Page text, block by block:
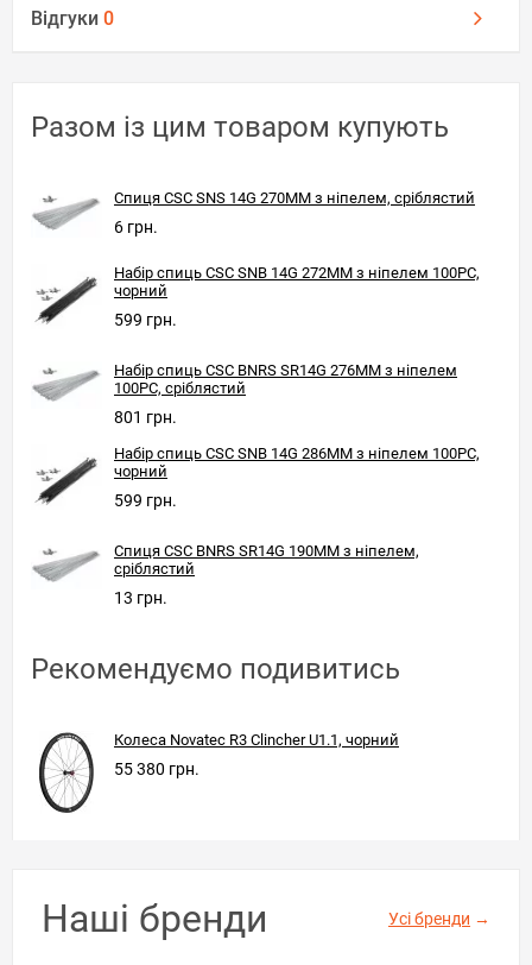
Відгуки 0
Разом із цим товаром купують
Спиця CSC SNS 14G 270MM з ніпелем, сріблястий
6 грн.
Набір спиць CSC SNB 14G 272MM з ніпелем 100PC,
чорний
599 грн.
Набір спиць CSC BNRS SR14G 276MM з ніпелем
100PC, сріблястий
801 грн.
Набір спиць CSC SNB 14G 286MM з ніпелем 100PC,
чорний
599 грн.
Спиця CSC BNRS SR14G 190MM з ніпелем,
сріблястий
13 грн.
Рекомендуємо подивитись
Колеса Novatec R3 Clincher U1.1, чорний
55 380 грн.
Наші бренди Усі бренди →